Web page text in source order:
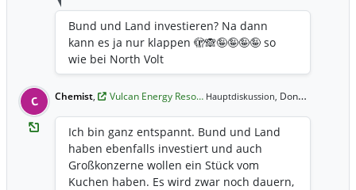
Bund und Land investieren? Na dann
kann es ja nur klappen 🫣🙈🤪🤪🤪🤪 so
wie bei North Volt
C Chemist, Vulcan Energy Reso… Hauptdiskussion, Donnerstag 16:57 Uhr
Ich bin ganz entspannt. Bund und Land
haben ebenfalls investiert und auch
Großkonzerne wollen ein Stück vom
Kuchen haben. Es wird zwar noch dauern,